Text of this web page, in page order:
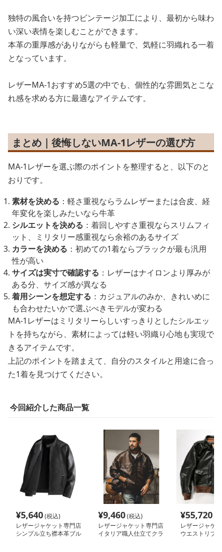
独特の風合いを持つビンテージ加工により、最初から味わ
い深い表情を楽しむことができます。
本革の重厚感がありながらも軽量で、気軽に羽織れる一着
となっています。
レザーMA-1おすすめ5選の中でも、個性的な雰囲気とこな
れ感を求める方に最適なアイテムです。
まとめ｜後悔しないMA-1レザーの選び方
MA-1レザーを選ぶ際のポイントを整理すると、以下のと
おりです。
素材を決める ：軽さ重視ならラムレザーまたは合皮、経
年変化を楽しみたいなら牛革
シルエットを決める ：着回しやすさ重視ならスリムフィ
ット、ミリタリー感重視なら余裕のあるサイズ
カラーを決める ：初めての1着ならブラックが最も汎用
性が高い
サイズは実寸で確認する ：レザーはナイロンより厚みが
ある分、サイズ感が異なる
着用シーンを想定する ：カジュアルのみか、きれいめに
も合わせたいかで選ぶべきモデルが変わる
MA-1レザーはミリタリーらしいすっきりとしたシルエッ
トを持ちながら、素材によっては軽い羽織り心地も実現で
きるアイテムです。
上記のポイントを踏まえて、自分のスタイルと用途に合っ
た1着を見つけてください。
今回紹介した商品一覧
¥5,640(税込)
レザージャケット専門店
シンプル立ち襟本革ブル
¥9,460(税込)
レザージャケット専門店
イタリア職人仕立てクラ
¥55,720
レザージャケ
ウエストリブ